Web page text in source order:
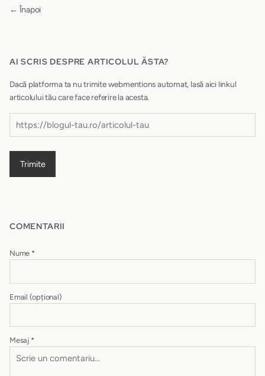
← Înapoi
AI SCRIS DESPRE ARTICOLUL ĂSTA?
Dacă platforma ta nu trimite webmentions automat, lasă aici linkul
articolului tău care face referire la acesta.
Trimite
COMENTARII
Nume *
Email (opțional)
Mesaj *